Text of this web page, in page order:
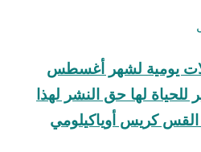
يومية لشهر أغسطس
للحياة لها حق النشر لهذا
كريس أوياكيلومي